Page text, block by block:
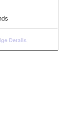
Details